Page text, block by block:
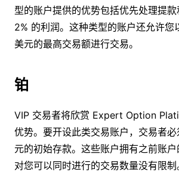
型的账户提供的优势包括优先处理提
2% 的利润。这种类型的账户还允许您
美元的最高交易额进行交易。
铂
VIP 交易者将欣赏 Expert Option
优势。要开设此类交易账户，交易者
元的初始存款。这些账户拥有之前账
对您可以同时进行的交易数量没有限